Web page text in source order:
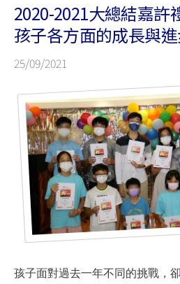
2020-2021大總結嘉許
孩子各方面的成長與
25/09/2021
孩子面對過去一年不同的挑戰，